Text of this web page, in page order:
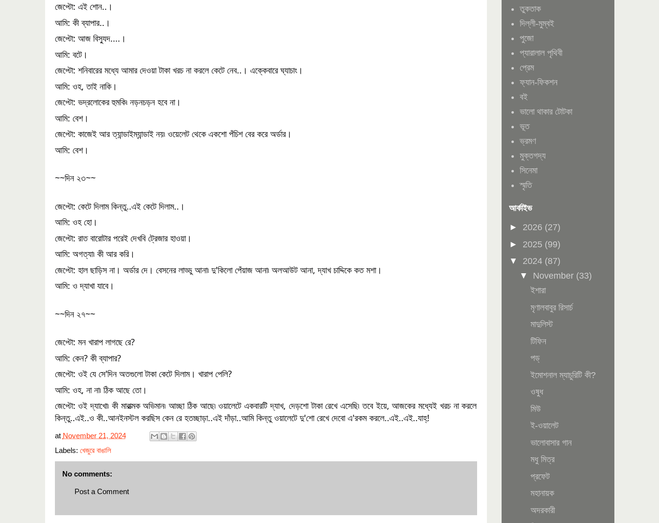
জেপ্টো: এই শোন..।
আমি: কী ব্যাপার..।
জেপ্টো: আজ বিস্যুদ....।
আমি: বটে।
জেপ্টো: শনিবারের মধ্যে আমার দেওয়া টাকা খরচ না করলে কেটে নেব..। এক্কেবারে ঘ্যাচাং।
আমি: ওহ, তাই নাকি।
জেপ্টো: ভদ্রলোকের হুমকি৷ নড়নচড়ন হবে না।
আমি: বেশ।
জেপ্টো: কাজেই আর ত্যান্ডাইম্যান্ডাই নয়৷ ওয়েলেট থেকে একশো পঁচিশ বের করে অর্ডার।
আমি: বেশ।
~~দিন ২৩~~
জেপ্টো: কেটে দিলাম কিন্তু..এই কেটে দিলাম..।
আমি: ওহ হো।
জেপ্টো: রাত বারোটার পরেই দেখবি ট্রেজার হাওয়া।
আমি: অগত্যা৷ কী আর করি।
জেপ্টো: হাল ছাড়িস না। অর্ডার দে। বেসনের লাড্ডু আনা৷ দু'কিলো পেঁয়াজ আনা৷ অলআউট আনা, দ্যাখ চাদ্দিকে কত মশা।
আমি: ও দ্যাখা যাবে।
~~দিন ২৭~~
জেপ্টো: মন খারাপ লাগছে রে?
আমি: কেন? কী ব্যাপার?
জেপ্টো: ওই যে সে'দিন অতগুলো টাকা কেটে দিলাম। খারাপ পেলি?
আমি: ওহ, না না৷ ঠিক আছে তো।
জেপ্টো: ওই দ্যাখো৷ কী মারাত্মক অভিমান৷ আচ্ছা ঠিক আছে৷ ওয়ালেটে একবারটি দ্যাখ, দেড়শো টাকা রেখে এসেছি৷ তবে ইয়ে, আজকের মধ্যেই খরচ না করলে
কিন্তু..এই..ও কী..আনইনস্টল করছিস কেন রে হতচ্ছাড়া..এই দাঁড়া..আমি কিন্তু ওয়ালেটে দু'শো রেখে দেবো এ'রকম করলে..এই..এই..যাহ্‌!
at November 21, 2024
Labels: খেজুরে বাঙালি
No comments:
Post a Comment
তুকতাক
দিল্লী-মুম্বই
পুজো
প্যারালাল পৃথিবী
প্রেম
ফ্যান-ফিকশন
বই
ভালো থাকার টোটকা
ভূত
ভ্রমণ
মুক্তগদ্য
সিনেমা
স্মৃতি
আর্কাইভ
► 2026 (27)
► 2025 (99)
▼ 2024 (87)
▼ November (33)
ইশারা
মৃণালবাবুর রিসার্চ
মাদুলিস্ট
টিফিন
পড্‌
ইমোশনাল ম্যাচুরিটি কী?
ওষুধ
মিউ
ই-ওয়ালেট
ভালোবাসার গান
মধু মিত্র
প্রফেট
মহানায়ক
অদরকারী